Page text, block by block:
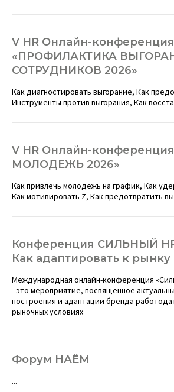
V HR Онлайн-конференция
«ПРОФИЛАКТИКА
СОТРУДНИКОВ 2026»
Как диагностировать выгорание, Как
Инструменты против выгорания, Как
V HR Онлайн-
МОЛОДЕЖЬ 2026»
Как привлечь молодежь на график, Как
Как мотивировать Z, Как предотвратить
Конференция СИЛЬНЫЙ
Как адаптировать к рынку
Международная онлайн-конференция
- это мероприятие, посвященное
построения и адаптации бренда
рыночных условиях
Форум НАЁМ
...